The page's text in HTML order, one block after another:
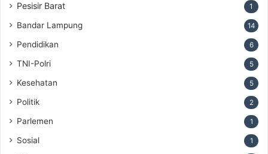
Pesisir Barat 1
Bandar Lampung 14
Pendidikan 6
TNI-Polri 5
Kesehatan 5
Politik 2
Parlemen 1
Sosial 1